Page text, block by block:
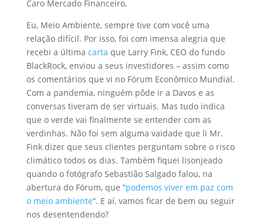
Caro Mercado Financeiro,
Eu, Meio Ambiente, sempre tive com você uma
relação difícil. Por isso, foi com imensa alegria que
recebi a última carta que Larry Fink, CEO do fundo
BlackRock, enviou a seus investidores – assim como
os comentários que vi no Fórum Econômico Mundial.
Com a pandemia, ninguém pôde ir a Davos e as
conversas tiveram de ser virtuais. Mas tudo indica
que o verde vai finalmente se entender com as
verdinhas. Não foi sem alguma vaidade que li Mr.
Fink dizer que seus clientes perguntam sobre o risco
climático todos os dias. Também fiquei lisonjeado
quando o fotógrafo Sebastião Salgado falou, na
abertura do Fórum, que “podemos viver em paz com
o meio ambiente“. E aí, vamos ficar de bem ou seguir
nos desentendendo?